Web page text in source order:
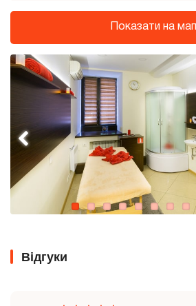
Показати на мапі
Відгуки